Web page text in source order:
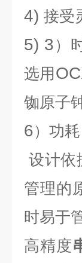
4) 接受
5) 3 ）
选用
铷原子
6）功
设计依
管理的
时易于
高精度